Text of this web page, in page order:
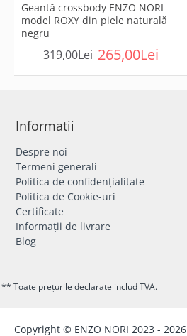
Geantă crossbody ENZO NORI
model ROXY din piele naturală
negru
265,00Lei
319,00Lei
Informatii
Despre noi
Termeni generali
Politica de confidențialitate
Politica de Cookie-uri
Certificate
Informații de livrare
Blog
** Toate prețurile declarate includ TVA.
Copyright © ENZO NORI 2023 - 2026